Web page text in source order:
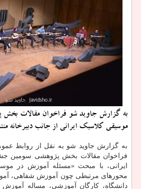
به گزارش جاوید شو فراخوان مقالات بخش
موسیقی کلاسیک ایرانی از جانب دبیرخانه
به گزارش جاوید شو به نقل از روابط
فراخوان مقالات بخش پژوهشی سومین
ایرانی، با مبحث «مسئله آموزش در
محورهای مرتبطی چون آموزش شفاهی،
دانشگاه، کارگان آموزشی، مساله